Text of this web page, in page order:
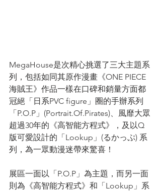
MegaHouse是次精心挑選了三大主題系
列，包括如同其原作漫畫《ONE PIECE
海賊王》作品一樣在口碑和銷量方面都
冠絕「日系PVC figure」圈的手辦系列
「P.O.P」(Portrait.Of.Pirates)、風靡大眾
超過30年的《高智能方程式》，及以Q
版可愛設計的「Lookup」(るかっぷ) 系
列，為一眾動漫迷帶來驚喜！
展區一面以「P.O.P」為主題，而另一面
則為《高智能方程式》和「Lookup」系